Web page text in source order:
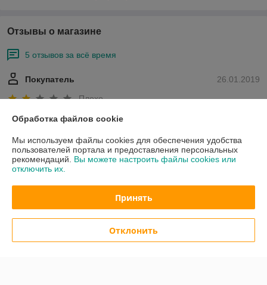
Отзывы о магазине
5 отзывов за всё время
26.01.2019
Покупатель
Плохо
Цены на сайте отличаются более чем на 20%, товара не оказалось
16.01.2019
Покупатель
Отлично
Все хорошо, все вовремя. Ждать долго заказа не пришлось.
Показать все отзывы
Обработка файлов cookie
Мы используем файлы cookies для обеспечения удобства
пользователей портала и предоставления персональных
рекомендаций. Вы можете настроить файлы cookies или
отключить их.
Принять
Отклонить